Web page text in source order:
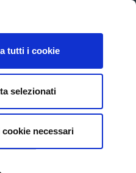
tutti i cookie
selezionati
cookie necessari